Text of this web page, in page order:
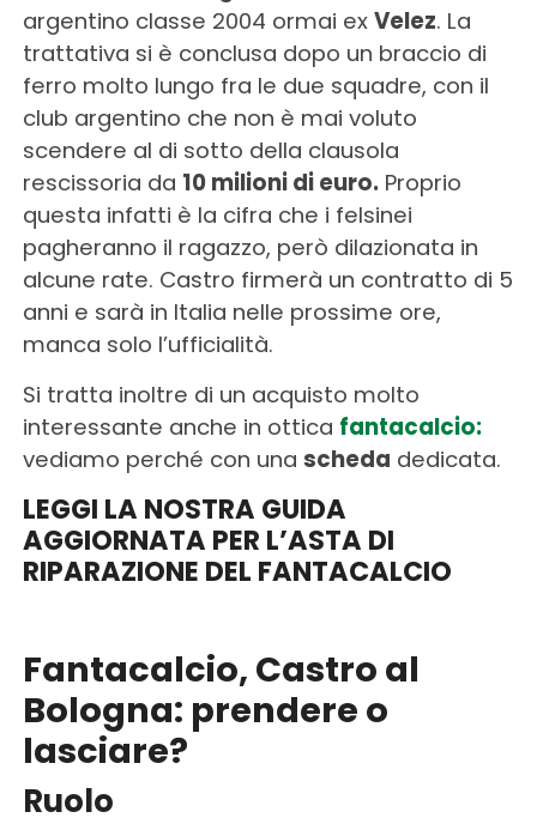
argentino classe 2004 ormai ex Velez. La
trattativa si è conclusa dopo un braccio di
ferro molto lungo fra le due squadre, con il
club argentino che non è mai voluto
scendere al di sotto della clausola
rescissoria da 10 milioni di euro. Proprio
questa infatti è la cifra che i felsinei
pagheranno il ragazzo, però dilazionata in
alcune rate. Castro firmerà un contratto di 5
anni e sarà in Italia nelle prossime ore,
manca solo l’ufficialità.
Si tratta inoltre di un acquisto molto
interessante anche in ottica fantacalcio:
vediamo perché con una scheda dedicata.
LEGGI LA NOSTRA GUIDA
AGGIORNATA PER L’ASTA DI
RIPARAZIONE DEL FANTACALCIO
Fantacalcio, Castro al
Bologna: prendere o
lasciare?
Ruolo